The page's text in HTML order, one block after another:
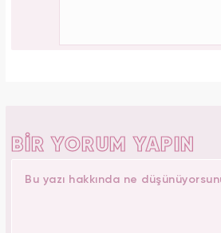
BİR YORUM YAPIN